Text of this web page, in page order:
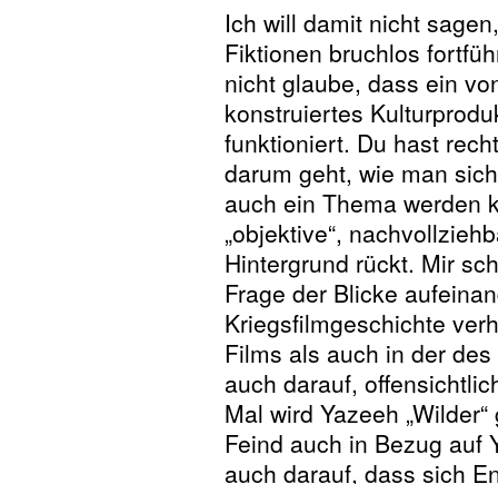
Ich will damit nicht
Fiktionen bruchlos
nicht glaube, dass ein
konstruiertes
funktioniert. Du hast
darum geht, wie man
auch ein Thema werden
„objektive“,
Hintergrund rückt. Mir
Frage der Blicke
Kriegsfilmgeschichte
Films als auch in der
auch darauf,
Mal wird Yazeeh
Feind auch in Bezug auf
auch darauf, dass sich